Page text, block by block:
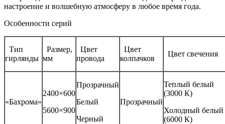
настроение и волшебную атмосферу в любое время года.
Особенности серий
Тип
гирлянды
Размер,
мм
Цвет
провода
Цвет
колпачков
Цвет свечения
«Бахрома»
2400×600
5600×900
Прозрачный
Белый
Черный
Прозрачный
Теплый белый
(3000 К)
Холодный белый
(6000 К)